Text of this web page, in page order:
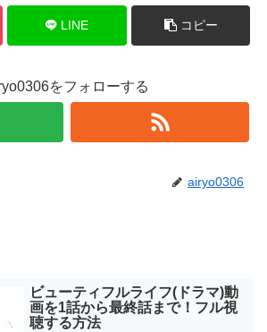
LINE コピー
をフォローする
airyo0306
ビューティフルライフ(ドラマ)動
画を1話から最終話まで！フル視
聴する方法